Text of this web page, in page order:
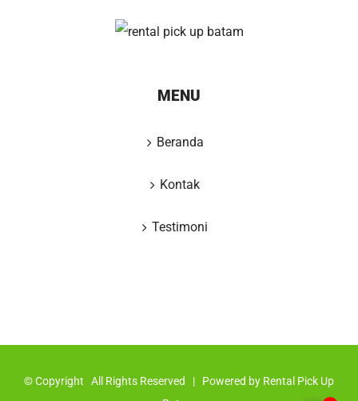
MENU
Beranda
Kontak
Testimoni
© Copyright All Rights Reserved | Powered by Rental Pick Up